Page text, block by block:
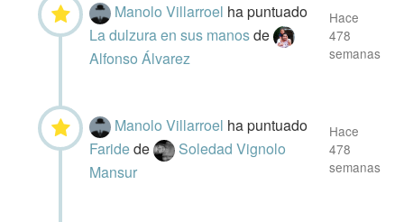
Manolo Villarroel ha puntuado
La dulzura en sus manosde
Alfonso Álvarez
Hace
478
semanas
Manolo Villarroel ha puntuado
Faridede
Soledad Vignolo
Mansur
Hace
478
semanas